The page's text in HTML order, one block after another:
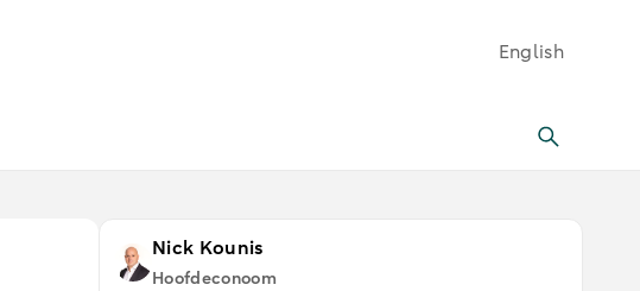
English
Nick Kounis
Hoofdeconoom